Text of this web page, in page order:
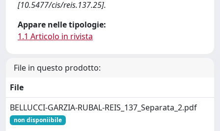
[10.5477/cis/reis.137.25].
Appare nelle tipologie:
1.1 Articolo in rivista
File in questo prodotto:
File
BELLUCCI-GARZIA-RUBAL-REIS_137_Separata_2.pdf
non disponiibile